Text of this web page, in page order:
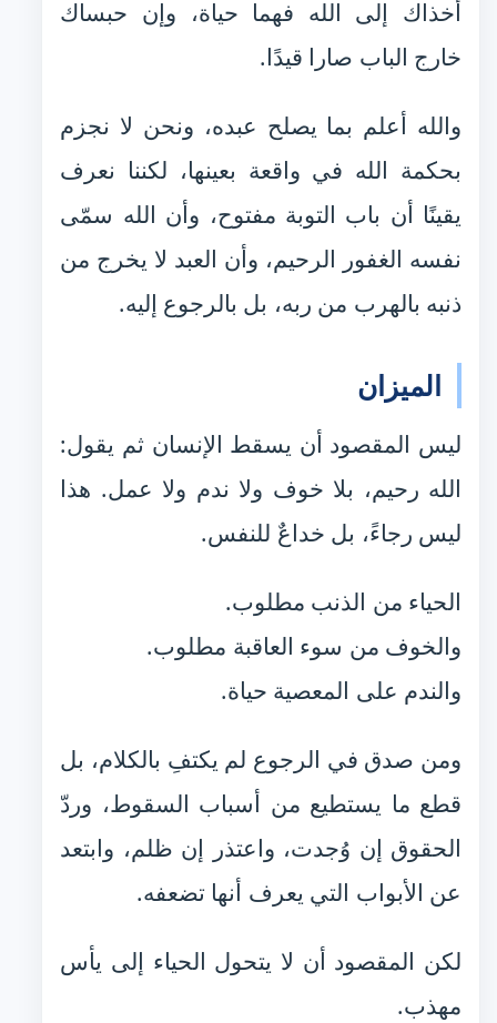
أخذاك إلى الله فهما حياة، وإن حبساك
خارج الباب صارا قيدًا.
والله أعلم بما يصلح عبده، ونحن لا نجزم
بحكمة الله في واقعة بعينها، لكننا نعرف
يقينًا أن باب التوبة مفتوح، وأن الله سمّى
نفسه الغفور الرحيم، وأن العبد لا يخرج من
ذنبه بالهرب من ربه، بل بالرجوع إليه.
الميزان
ليس المقصود أن يسقط الإنسان ثم يقول:
الله رحيم، بلا خوف ولا ندم ولا عمل. هذا
ليس رجاءً، بل خداعٌ للنفس.
الحياء من الذنب مطلوب.
والخوف من سوء العاقبة مطلوب.
والندم على المعصية حياة.
ومن صدق في الرجوع لم يكتفِ بالكلام، بل
قطع ما يستطيع من أسباب السقوط، وردّ
الحقوق إن وُجدت، واعتذر إن ظلم، وابتعد
عن الأبواب التي يعرف أنها تضعفه.
لكن المقصود أن لا يتحول الحياء إلى يأس
مهذب.